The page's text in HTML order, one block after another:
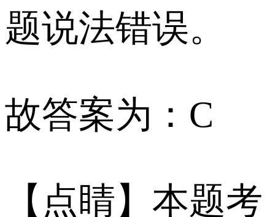
题说法错误。
故答案为：C
【点睛】本题考